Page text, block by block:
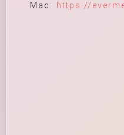
Mac: https://